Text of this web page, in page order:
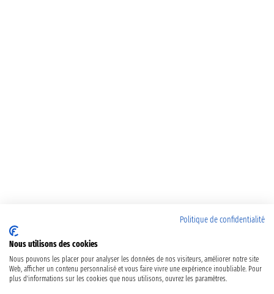
Politique de confidentialité
Nous utilisons des cookies
Nous pouvons les placer pour analyser les données de nos visiteurs, améliorer notre site
Web, afficher un contenu personnalisé et vous faire vivre une expérience inoubliable. Pour
plus d'informations sur les cookies que nous utilisons, ouvrez les paramètres.